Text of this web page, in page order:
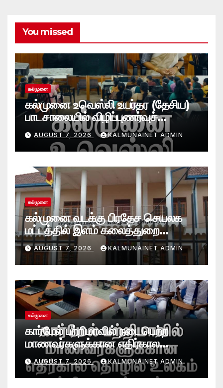
You missed
கல்முனை
கல்முனை உவெஸ்லி உயர்தர (தேசிய)
பாடசாலையில் விழிப்புணர்வுச்
செயலமர்வு
AUGUST 7, 2026 KALMUNAINET ADMIN
கல்முனை
கல்முனை வடக்கு பிரதேச செயலக
மட்டத்தில் இளம் கலைத்துறை
சாதனையாளர்களை உருவாக்கும்
தேசியஇளைஞர்விருது_விழா 2026
AUGUST 7, 2026 KALMUNAINET ADMIN
கல்முனை
கார்மேல் பற்றிமாவில் நடைபெற்ற
மாணவர்களுக்கான எதிர்கால
தொழில் உலகம் பற்றிய கருத்தரங்கு
AUGUST 7, 2026 KALMUNAINET ADMIN